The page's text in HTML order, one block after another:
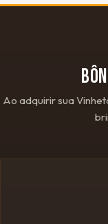
Ao adquirir sua